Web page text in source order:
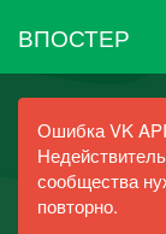
ВПОСТЕР
Ошибка VK
сообщества
повторно.